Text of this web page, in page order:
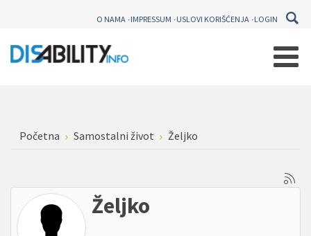
O NAMA IMPRESSUM USLOVI KORIŠĆENJA LOGIN
Početna Samostalni život Željko
Željko